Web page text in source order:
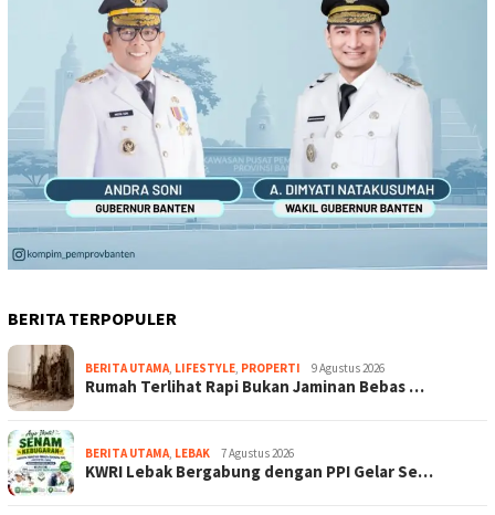
BERITA TERPOPULER
BERITA UTAMA LIFESTYLE PROPERTI 9 Agustus 2026
Rumah Terlihat Rapi Bukan Jaminan Bebas …
BERITA UTAMA LEBAK 7 Agustus 2026
KWRI Lebak Bergabung dengan PPI Gelar Se…